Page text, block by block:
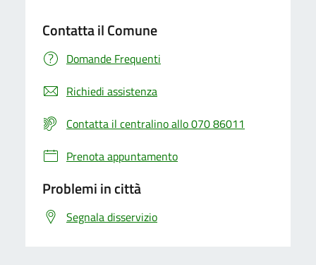
Contatta il Comune
Domande Frequenti
Richiedi assistenza
Contatta il centralino allo 070 86011
Prenota appuntamento
Problemi in città
Segnala disservizio